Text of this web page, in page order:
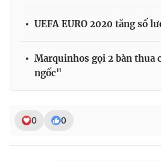
UEFA EURO 2020 tăng số
Marquinhos gọi 2 bàn thua
ngốc"
0 0